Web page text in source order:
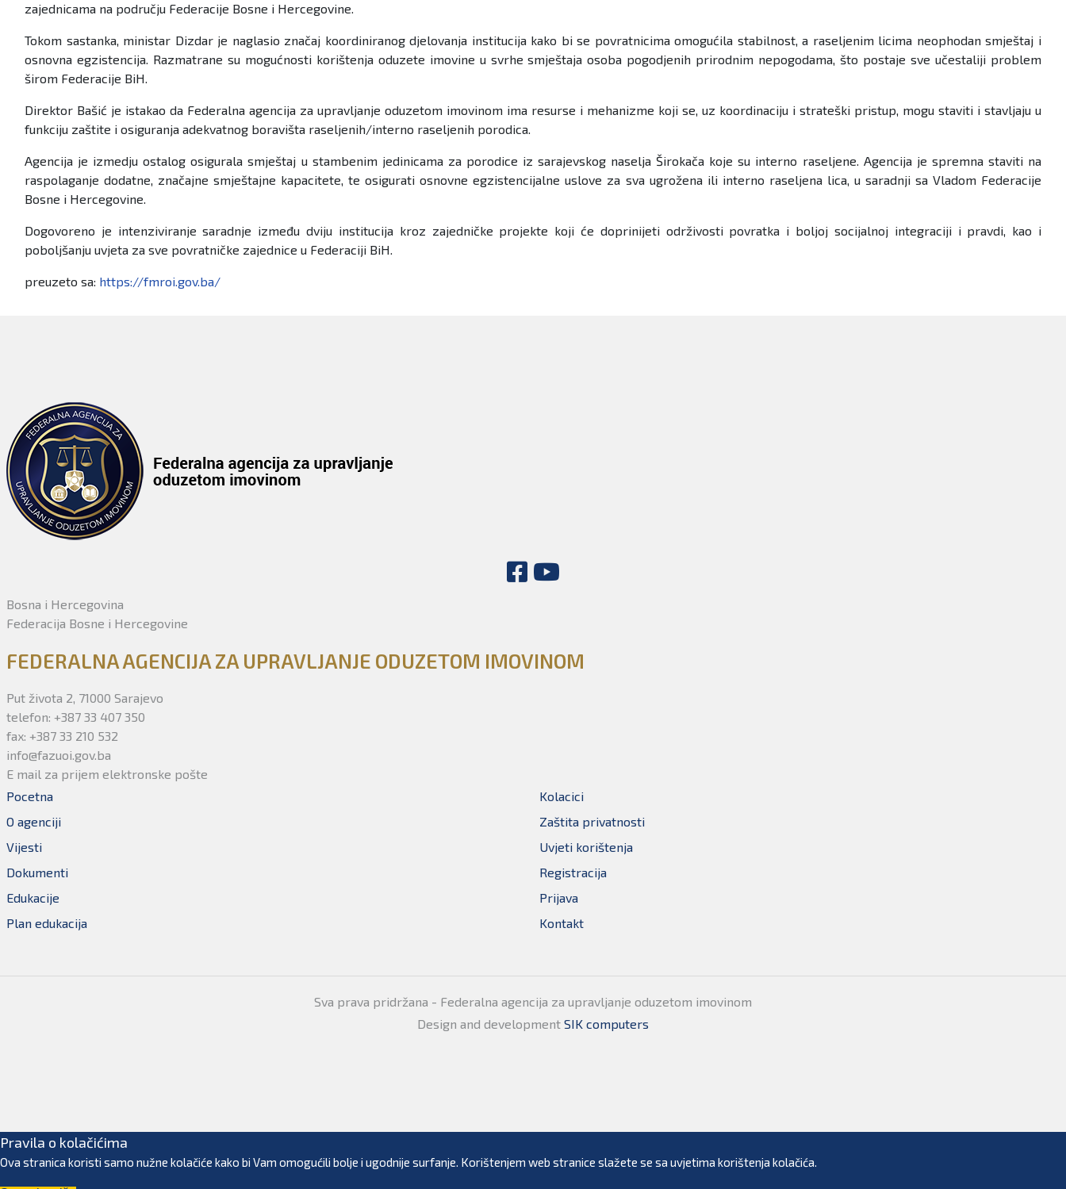
zajednicama na području Federacije Bosne i Hercegovine.
Tokom sastanka, ministar Dizdar je naglasio značaj koordiniranog djelovanja institucija kako bi se povratnicima omogućila stabilnost, a raseljenim licima neophodan smještaj i
osnovna egzistencija. Razmatrane su mogućnosti korištenja oduzete imovine u svrhe smještaja osoba pogodjenih prirodnim nepogodama, što postaje sve učestaliji problem
širom Federacije BiH.
Direktor Bašić je istakao da Federalna agencija za upravljanje oduzetom imovinom ima resurse i mehanizme koji se, uz koordinaciju i strateški pristup, mogu staviti i stavljaju u
funkciju zaštite i osiguranja adekvatnog boravišta raseljenih/interno raseljenih porodica.
Agencija je izmedju ostalog osigurala smještaj u stambenim jedinicama za porodice iz sarajevskog naselja Širokača koje su interno raseljene. Agencija je spremna staviti na
raspolaganje dodatne, značajne smještajne kapacitete, te osigurati osnovne egzistencijalne uslove za sva ugrožena ili interno raseljena lica, u saradnji sa Vladom Federacije
Bosne i Hercegovine.
Dogovoreno je intenziviranje saradnje između dviju institucija kroz zajedničke projekte koji će doprinijeti održivosti povratka i boljoj socijalnoj integraciji i pravdi, kao i
poboljšanju uvjeta za sve povratničke zajednice u Federaciji BiH.
preuzeto sa: https://fmroi.gov.ba/
Bosna i Hercegovina
Federacija Bosne i Hercegovine
FEDERALNA AGENCIJA ZA UPRAVLJANJE ODUZETOM IMOVINOM
Put života 2, 71000 Sarajevo
telefon: +387 33 407 350
fax: +387 33 210 532
info@fazuoi.gov.ba
E mail za prijem elektronske pošte
Pocetna
O agenciji
Vijesti
Dokumenti
Edukacije
Plan edukacija
Kolacici
Zaštita privatnosti
Uvjeti korištenja
Registracija
Prijava
Kontakt
Sva prava pridržana - Federalna agencija za upravljanje oduzetom imovinom
Design and development SIK computers
Pravila o kolačićima
Ova stranica koristi samo nužne kolačiće kako bi Vam omogućili bolje i ugodnije surfanje. Korištenjem web stranice slažete se sa uvjetima korištenja kolačića.